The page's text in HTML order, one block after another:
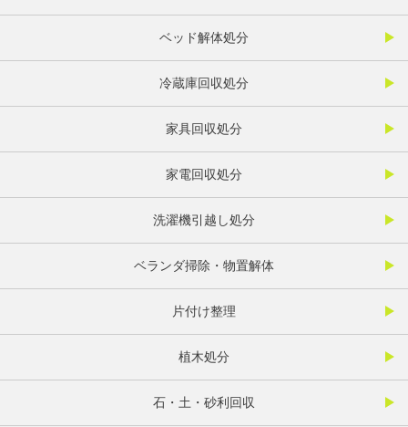
ベッド解体処分
冷蔵庫回収処分
家具回収処分
家電回収処分
洗濯機引越し処分
ベランダ掃除・物置解体
片付け整理
植木処分
石・土・砂利回収